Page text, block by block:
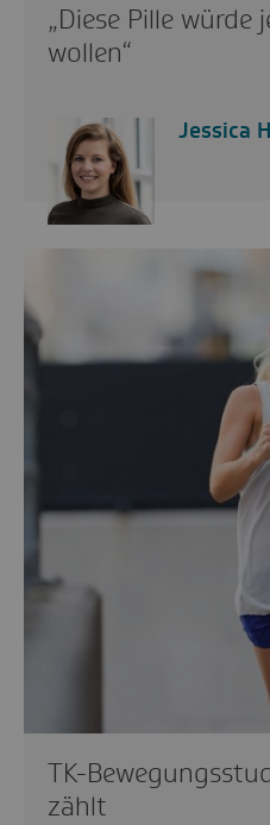
„Diese Pille würde
wollen“
Jessica
TK-
zählt